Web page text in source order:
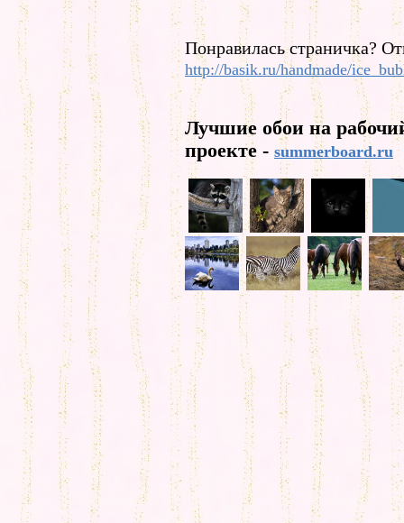
Понравилась страничка?
http://basik.ru/handmade/
Лучшие обои на
проекте - summerboard.ru